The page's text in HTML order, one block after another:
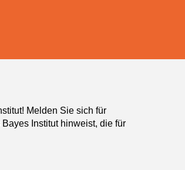
Melden Sie sich für
Institut hinweist, die für